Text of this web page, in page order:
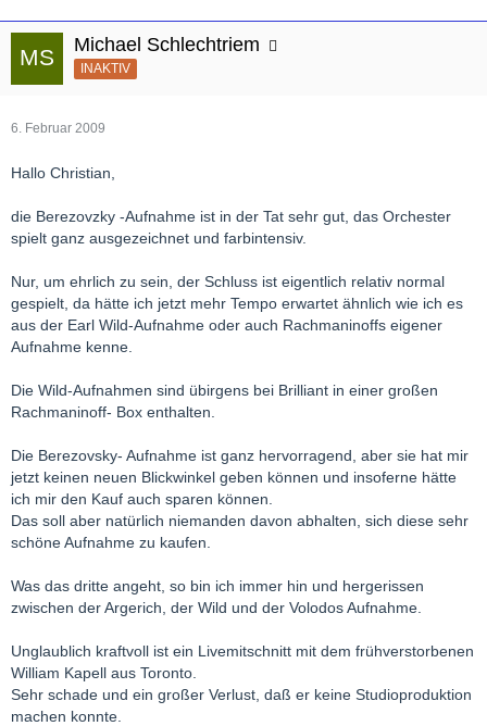
Michael Schlechtriem
INAKTIV
6. Februar 2009
Hallo Christian,
die Berezovzky -Aufnahme ist in der Tat sehr gut, das Orchester
spielt ganz ausgezeichnet und farbintensiv.
Nur, um ehrlich zu sein, der Schluss ist eigentlich relativ normal
gespielt, da hätte ich jetzt mehr Tempo erwartet ähnlich wie ich es
aus der Earl Wild-Aufnahme oder auch Rachmaninoffs eigener
Aufnahme kenne.
Die Wild-Aufnahmen sind übirgens bei Brilliant in einer großen
Rachmaninoff- Box enthalten.
Die Berezovsky- Aufnahme ist ganz hervorragend, aber sie hat mir
jetzt keinen neuen Blickwinkel geben können und insoferne hätte
ich mir den Kauf auch sparen können.
Das soll aber natürlich niemanden davon abhalten, sich diese sehr
schöne Aufnahme zu kaufen.
Was das dritte angeht, so bin ich immer hin und hergerissen
zwischen der Argerich, der Wild und der Volodos Aufnahme.
Unglaublich kraftvoll ist ein Livemitschnitt mit dem frühverstorbenen
William Kapell aus Toronto.
Sehr schade und ein großer Verlust, daß er keine Studioproduktion
machen konnte.